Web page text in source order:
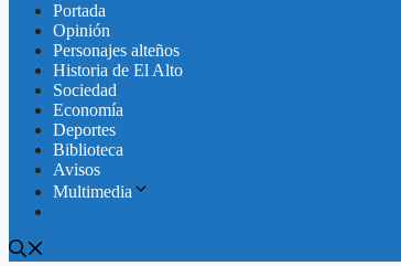
Portada
Opinión
Personajes alteños
Historia de El Alto
Sociedad
Economía
Deportes
Biblioteca
Avisos
Multimedia